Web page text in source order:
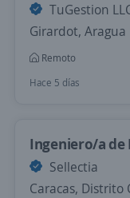
TuGestion
Girardot, Aragua
Remoto
Hace 5 días
Ingeniero/a de
Sellectia
Caracas, Distrito